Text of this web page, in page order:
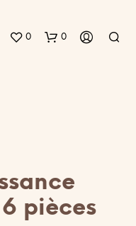
0 0
V
pièces